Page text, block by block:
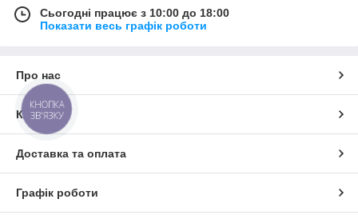
Сьогодні працює з 10:00 до 18:00
Показати весь графік роботи
Про нас
Контакти
Доставка та оплата
Графік роботи
КНОПКА
ЗВ'ЯЗКУ